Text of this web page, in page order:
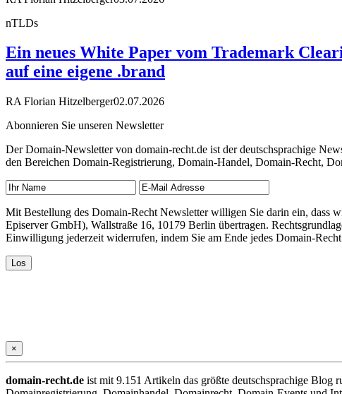
nTLDs
Ein neues White Paper vom Trademark
auf eine eigene .brand
RA Florian Hitzelberger02.07.2026
Abonnieren Sie unseren Newsletter
Der Domain-Newsletter von domain-recht.de ist der deutschsprachige
den Bereichen Domain-Registrierung, Domain-Handel, Domain-Recht,
Mit Bestellung des Domain-Recht Newsletter willigen Sie darin ein, dass
Episerver GmbH), Wallstraße 16, 10179 Berlin übertragen.
Einwilligung jederzeit widerrufen, indem Sie am Ende jedes Domain-
×
domain-recht.de ist mit 9.151 Artikeln das größte deutschsprachige Blog